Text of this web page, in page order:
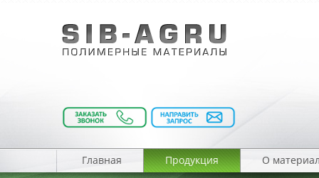
Главная Продукция О